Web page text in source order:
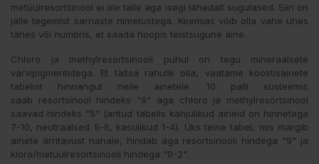
metüülresortsinool ei ole talle aga isegi lähedalt sugulased. Siin on
jälle tegemist sarnaste nimetustega. Keemias võib olla vahe ühes
tähes või numbris, et saada hoopis teistsugune aine.
Chloro ja methylresortsinooli puhul on tegu mineraalsete
värvipigmentidega. Et täitsa rahulik olla, vaatame koostisainete
tabelist hinnangut neile ainetele. 10 palli süsteemis
saab resortsinool hindeks "9" aga chloro ja methylresortsinool
saavad hindeks "5" (antud tabelis kahjulikud aineid on hinnetega
7-10, neutraalsed 5-6, kasulikud 1-4). Üks teine tabel, mis märgib
ainete ärritavust nahale, hindab aga resortsinooli hindega "9" ja
kloro/metüülresortsinooli hindega "0-2".